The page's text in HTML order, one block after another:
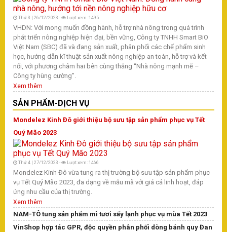
Thứ 3 | 26/12/2023 - Lượt xem: 1495
VHDN: Với mong muốn đồng hành, hỗ trợ nhà nông trong quá trình
phát triển nông nghiệp hiện đại, bền vững, Công ty TNHH Smart BiO
Việt Nam (SBC) đã và đang sản xuất, phân phối các chế phẩm sinh
học, hướng dẫn kĩ thuật sản xuất nông nghiệp an toàn, hỗ trợ và kết
nối, với phương châm hai bên cùng thắng “Nhà nông mạnh mẽ –
Công ty hùng cường”.
Xem thêm
SẢN PHẨM-DỊCH VỤ
Mondelez Kinh Đô giới thiệu bộ sưu tập sản phẩm phục vụ Tết
Quý Mão 2023
Thứ 4 | 27/12/2023 - Lượt xem: 1466
Mondelez Kinh Đô vừa tung ra thị trường bộ sưu tập sản phẩm phục
vụ Tết Quý Mão 2023, đa dạng về mẫu mã với giá cả linh hoạt, đáp
ứng nhu cầu của thị trường.
Xem thêm
NAM-TÔ tung sản phẩm mì tươi sấy lạnh phục vụ mùa Tết 2023
VinShop hợp tác GPR, độc quyền phân phối dòng bánh quy Đan